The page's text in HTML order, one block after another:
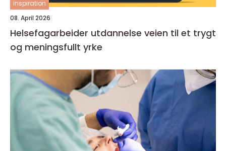
inspiration
08. April 2026
Helsefagarbeider utdannelse veien til et trygt
og meningsfullt yrke